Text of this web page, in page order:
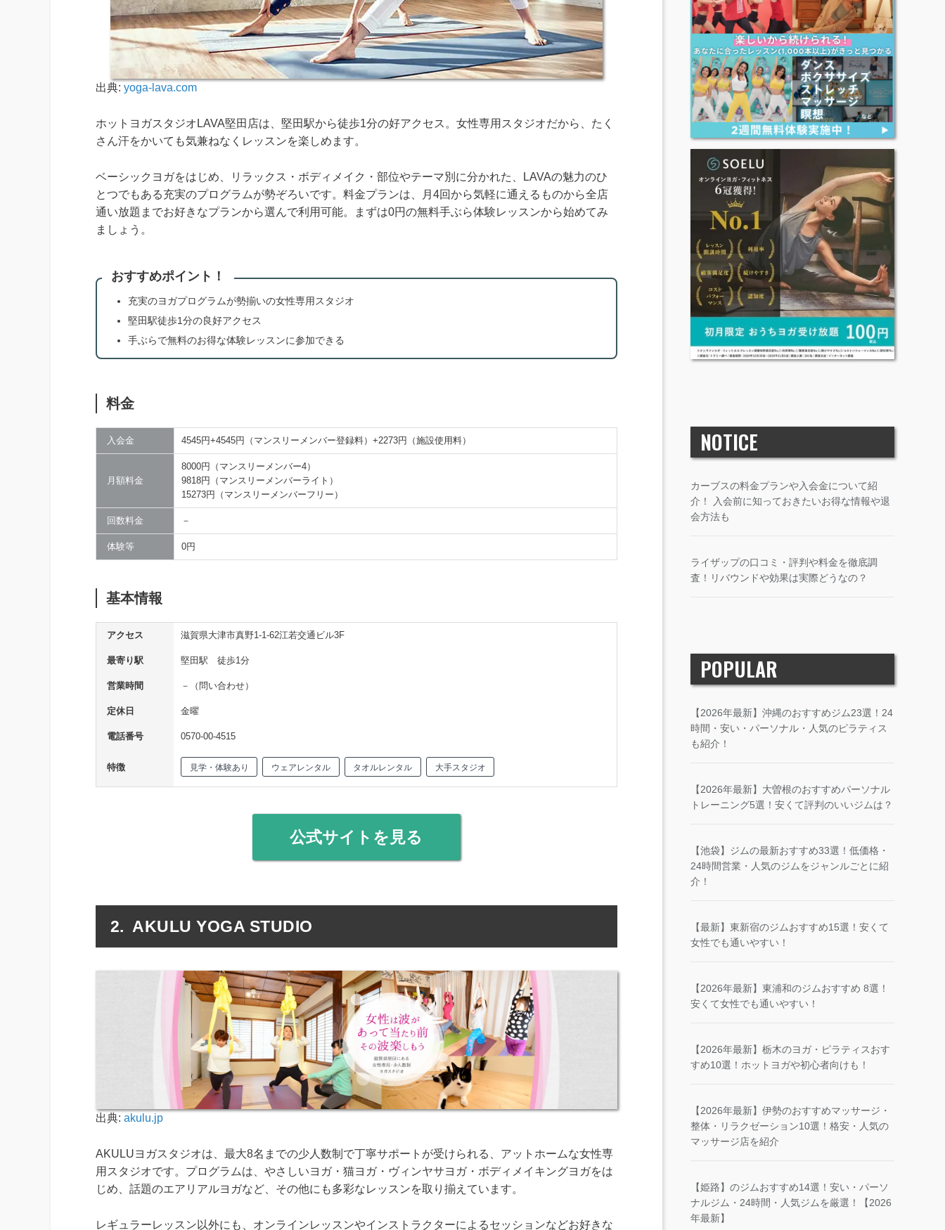
出典: yoga-lava.com
ホットヨガスタジオLAVA堅田店は、堅田駅から徒歩1分の好アクセス。女性専用スタジオだから、たく
さん汗をかいても気兼ねなくレッスンを楽しめます。
ベーシックヨガをはじめ、リラックス・ボディメイク・部位やテーマ別に分かれた、LAVAの魅力のひ
とつでもある充実のプログラムが勢ぞろいです。料金プランは、月4回から気軽に通えるものから全店
通い放題までお好きなプランから選んで利用可能。まずは0円の無料手ぶら体験レッスンから始めてみ
ましょう。
おすすめポイント！
充実のヨガプログラムが勢揃いの女性専用スタジオ
堅田駅徒歩1分の良好アクセス
手ぶらで無料のお得な体験レッスンに参加できる
料金
入会金 4545円+4545円（マンスリーメンバー登録料）+2273円（施設使用料）
月額料金
8000円（マンスリーメンバー4）
9818円（マンスリーメンバーライト）
15273円（マンスリーメンバーフリー）
回数料金 －
体験等 0円
基本情報
アクセス 滋賀県大津市真野1-1-62江若交通ビル3F
最寄り駅 堅田駅 徒歩1分
営業時間 －（問い合わせ）
定休日 金曜
電話番号 0570-00-4515
特徴 見学・体験あり ウェアレンタル タオルレンタル 大手スタジオ
公式サイトを見る
AKULU YOGA STUDIO
出典: akulu.jp
AKULUヨガスタジオは、最大8名までの少人数制で丁寧サポートが受けられる、アットホームな女性専
用スタジオです。プログラムは、やさしいヨガ・猫ヨガ・ヴィンヤサヨガ・ボディメイキングヨガをは
じめ、話題のエアリアルヨガなど、その他にも多彩なレッスンを取り揃えています。
レギュラーレッスン以外にも、オンラインレッスンやインストラクターによるセッションなどお好きな
NOTICE
カーブスの料金プランや入会金について紹
介！ 入会前に知っておきたいお得な情報や退
会方法も
ライザップの口コミ・評判や料金を徹底調
査！リバウンドや効果は実際どうなの？
POPULAR
【2026年最新】沖縄のおすすめジム23選！24
時間・安い・パーソナル・人気のピラティス
も紹介！
【2026年最新】大曽根のおすすめパーソナル
トレーニング5選！安くて評判のいいジムは？
【池袋】ジムの最新おすすめ33選！低価格・
24時間営業・人気のジムをジャンルごとに紹
介！
【最新】東新宿のジムおすすめ15選！安くて
女性でも通いやすい！
【2026年最新】東浦和のジムおすすめ 8選！
安くて女性でも通いやすい！
【2026年最新】栃木のヨガ・ピラティスおす
すめ10選！ホットヨガや初心者向けも！
【2026年最新】伊勢のおすすめマッサージ・
整体・リラクゼーション10選！格安・人気の
マッサージ店を紹介
【姫路】のジムおすすめ14選！安い・パーソ
ナルジム・24時間・人気ジムを厳選！【2026
年最新】